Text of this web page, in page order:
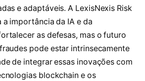
e adaptáveis. A LexisNexis Risk
a importância da IA e da
as defesas, mas o futuro
pode estar intrinsecamente
de integrar essas inovações com
blockchain e os